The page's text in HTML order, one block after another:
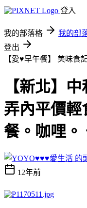
登入
我的部落格 我的部
登出
【愛♥早午餐】 美味食
【新北】
弄內平價輕
餐。咖哩。
12年前